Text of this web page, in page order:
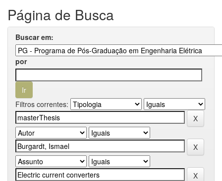
Página de Busca
Buscar em:
por
Filtros correntes: